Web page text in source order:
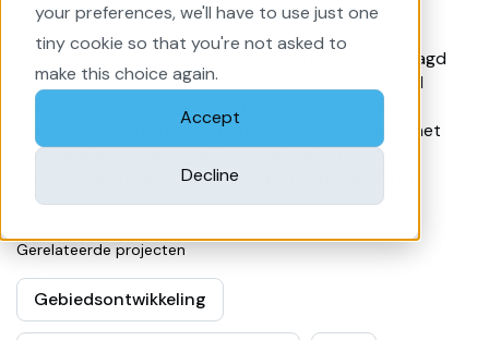
your preferences, we'll have to use just one
tiny cookie so that you're not asked to
make this choice again.
Accept
Decline
Het Ecopark de Wierde bij Heerenveen wordt
uitgebreid en om dit te visualiseren zijn wij gevraagd
door Omrin. Het park fungeert als een toonbeeld
van circulaire economie en biedt een scala aan
voorzieningen en activiteiten die gericht zijn op het
minimaliseren van afval, het maximaliseren van
recycling en het stimuleren van milieubewustzijn.
Gerelateerde projecten
Gebiedsontwikkeling